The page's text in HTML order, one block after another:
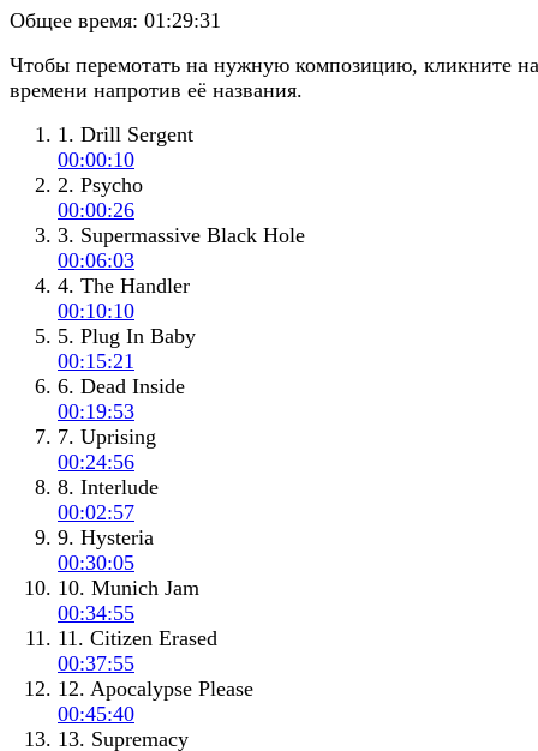
Общее время: 01:29:31
Чтобы перемотать на нужную композицию, кликните на
времени напротив её названия.
1. Drill Sergent
00:00:10
2. Psycho
00:00:26
3. Supermassive Black Hole
00:06:03
4. The Handler
00:10:10
5. Plug In Baby
00:15:21
6. Dead Inside
00:19:53
7. Uprising
00:24:56
8. Interlude
00:02:57
9. Hysteria
00:30:05
10. Munich Jam
00:34:55
11. Citizen Erased
00:37:55
12. Apocalypse Please
00:45:40
13. Supremacy